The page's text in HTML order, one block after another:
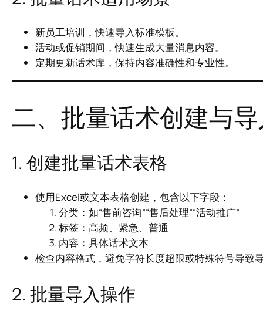
新员工培训，快速导入标准模板。
活动或促销期间，快速生成大量消息内容。
定期更新话术库，保持内容准确性和专业性。
二、批量话术创建与导
1. 创建批量话术表格
使用Excel或文本表格创建，包含以下字段：
分类：如“售前咨询”“售后处理”“活动推广”
标签：高频、紧急、普通
内容：具体话术文本
检查内容格式，避免字符长度超限或特殊符号导致导
2. 批量导入操作